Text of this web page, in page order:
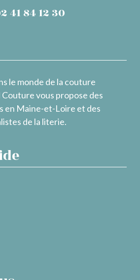
41 84 12 30
le monde de la couture
vous propose des
en Maine-et-Loire et des
de la literie.